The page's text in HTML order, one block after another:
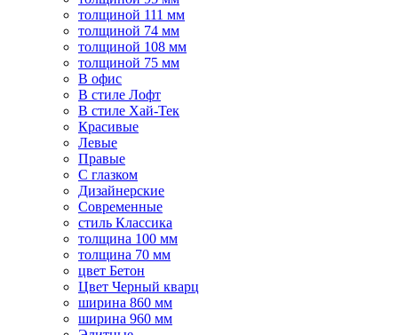
толщиной 111 мм
толщиной 74 мм
толщиной 108 мм
толщиной 75 мм
В офис
В стиле Лофт
В стиле Хай-Тек
Красивые
Левые
Правые
С глазком
Дизайнерские
Современные
стиль Классика
толщина 100 мм
толщина 70 мм
цвет Бетон
Цвет Черный кварц
ширина 860 мм
ширина 960 мм